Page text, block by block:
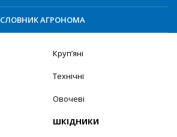
СЛОВНИК АГРОНОМА
Круп’яні
Технічні
Овочеві
ШКІДНИКИ